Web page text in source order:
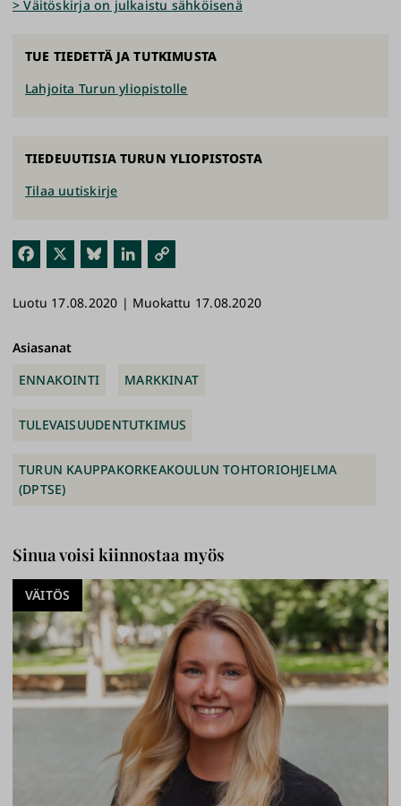
Fac
ok
Blu
y
Link
n
link
> Väitöskirja on julkaistu sähköisenä
TUE TIEDETTÄ JA TUTKIMUSTA
Lahjoita Turun yliopistolle
TIEDEUUTISIA TURUN YLIOPISTOSTA
Tilaa uutiskirje
Luotu 17.08.2020 | Muokattu 17.08.2020
Asiasanat
ENNAKOINTI
MARKKINAT
TULEVAISUUDENTUTKIMUS
TURUN KAUPPAKORKEAKOULUN TOHTORIOHJELMA
(DPTSE)
Sinua voisi kiinnostaa myös
VÄITÖS